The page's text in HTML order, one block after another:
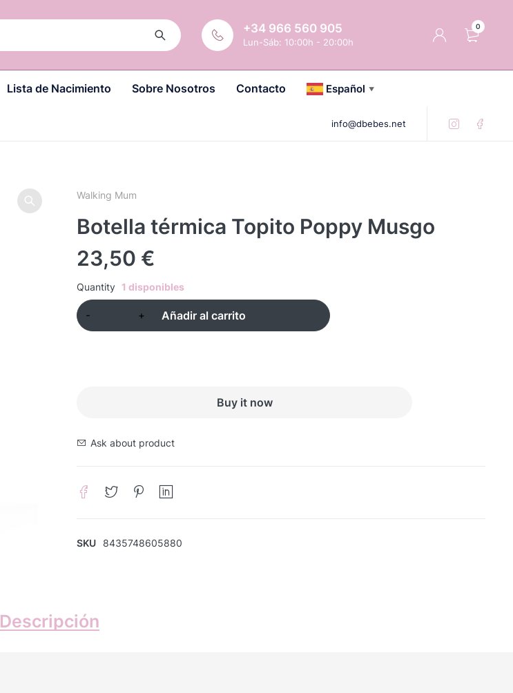
+34 966 560 905
Lun-Sáb: 10:00h - 20:00h
0
Lista de Nacimiento Sobre Nosotros Contacto Español ▼
info@dbebes.net
Walking Mum
Botella térmica Topito Poppy Musgo
23,50 €
Quantity 1 disponibles
Añadir al carrito
Buy it now
Ask about product
SKU 8435748605880
Descripción